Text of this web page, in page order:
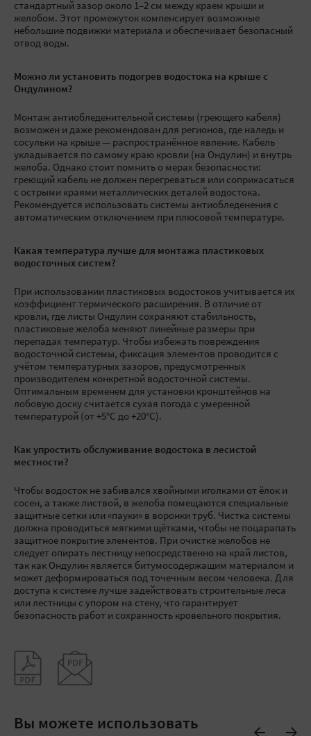
стандартный зазор около 1–2 см между краем крыши и
желобом. Этот промежуток компенсирует возможные
небольшие подвижки материала и обеспечивает безопасный
отвод воды.
Можно ли установить подогрев водостока на крыше с
Ондулином?
Монтаж антиобледенительной системы (греющего кабеля)
возможен и даже рекомендован для регионов, где наледь и
сосульки на крыше — распространённое явление. Кабель
укладывается по самому краю кровли (на Ондулин) и внутрь
желоба. Однако стоит помнить о мерах безопасности:
греющий кабель не должен перегреваться или соприкасаться
с острыми краями металлических деталей водостока.
Рекомендуется использовать системы антиобледенения с
автоматическим отключением при плюсовой температуре.
Какая температура лучше для монтажа пластиковых
водосточных систем?
При использовании пластиковых водостоков учитывается их
коэффициент термического расширения. В отличие от
кровли, где листы Ондулин сохраняют стабильность,
пластиковые желоба меняют линейные размеры при
перепадах температур. Чтобы избежать повреждения
водосточной системы, фиксация элементов проводится с
учётом температурных зазоров, предусмотренных
производителем конкретной водосточной системы.
Оптимальным временем для установки кронштейнов на
лобовую доску считается сухая погода с умеренной
температурой (от +5°C до +20°C).
Как упростить обслуживание водостока в лесистой
местности?
Чтобы водосток не забивался хвойными иголками от ёлок и
сосен, а также листвой, в желоба помещаются специальные
защитные сетки или «пауки» в воронки труб. Чистка системы
должна проводиться мягкими щётками, чтобы не поцарапать
защитное покрытие элементов. При очистке желобов не
следует опирать лестницу непосредственно на край листов,
так как Ондулин является битумосодержащим материалом и
может деформироваться под точечным весом человека. Для
доступа к системе лучше задействовать строительные леса
или лестницы с упором на стену, что гарантирует
безопасность работ и сохранность кровельного покрытия.
Вы можете использовать